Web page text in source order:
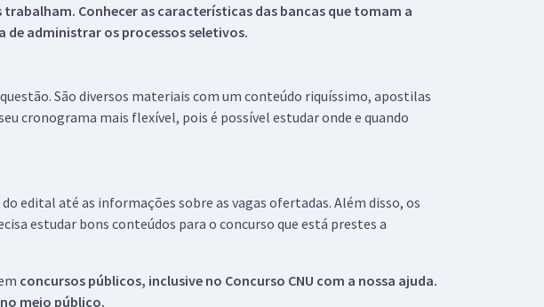
Conhecer as características das bancas que tomam a
administrar os processos seletivos.
São diversos materiais com um conteúdo riquíssimo, apostilas
cronograma mais flexível, pois é possível estudar onde e quando
edital até as informações sobre as vagas ofertadas. Além disso, os
estudar bons conteúdos para o concurso que está prestes a
concursos públicos, inclusive no Concurso CNU com a nossa ajuda.
meio público.